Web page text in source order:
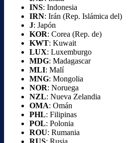
INS: Indonesia
IRN: Irán (Rep. Islámica del)
J: Japón
KOR: Corea (Rep. de)
KWT: Kuwait
LUX: Luxemburgo
MDG: Madagascar
MLI: Malí
MNG: Mongolia
NOR: Noruega
NZL: Nueva Zelandia
OMA: Omán
PHL: Filipinas
POL: Polonia
ROU: Rumania